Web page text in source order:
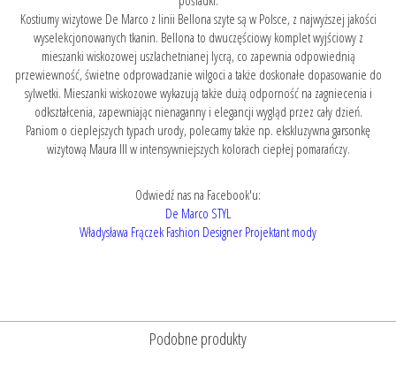
Kostiumy wizytowe De Marco z linii Bellona szyte są w Polsce, z najwyższej jakości
wyselekcjonowanych tkanin. Bellona to dwuczęściowy komplet wyjściowy z
mieszanki wiskozowej uszlachetnianej lycrą, co zapewnia odpowiednią
przewiewność, świetne odprowadzanie wilgoci a także doskonałe dopasowanie do
sylwetki. Mieszanki wiskozowe wykazują także dużą odporność na zagniecenia i
odkształcenia, zapewniając nienaganny i elegancji wygląd przez cały dzień.
Paniom o cieplejszych typach urody, polecamy także np. ekskluzywna garsonkę
wizytową Maura III w intensywniejszych kolorach ciepłej pomarańczy.
Odwiedź nas na Facebook'u:
De Marco STYL
Władysława Frączek Fashion Designer Projektant mody
Podobne produkty